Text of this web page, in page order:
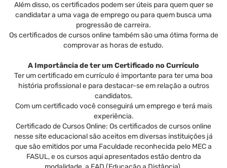
Além disso, os certificados podem ser úteis para quem quer se
candidatar a uma vaga de emprego ou para quem busca uma
progressão de carreira.
Os certificados de cursos online também são uma ótima forma de
comprovar as horas de estudo.
A Importância de ter um Certificado no Currículo
Ter um certificado em currículo é importante para ter uma boa
história profissional e para destacar-se em relação a outros
candidatos.
Com um certificado você conseguirá um emprego e terá mais
experiência.
Certificado de Cursos Online: Os certificados de cursos online
nesse site educacional são aceitos em diversas instituições já
que são emitidos por uma Faculdade reconhecida pelo MEC a
FASUL, e os cursos aqui apresentados estão dentro da